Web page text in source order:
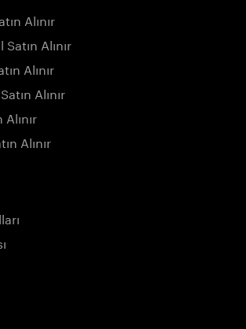
Alınır
Alınır
Alınır
Alınır
Alınır
Alınır